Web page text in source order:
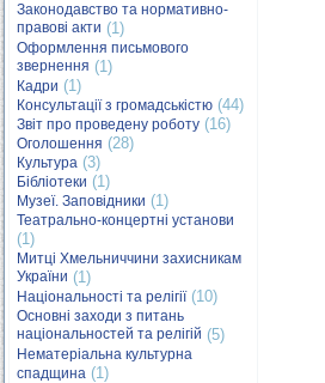
Законодавство та нормативно-
правові акти (1)
Оформлення письмового
звернення (1)
Кадри (1)
Консультації з громадськістю (44)
Звіт про проведену роботу (16)
Оголошення (28)
Культура (3)
Бібліотеки (1)
Музеї. Заповідники (1)
Театрально-концертні установи
(1)
Митці Хмельниччини захисникам
України (1)
Національності та релігії(10)
Основні заходи з питань
національностей та релігій (5)
Нематеріальна культурна
спадщина (1)